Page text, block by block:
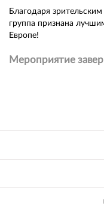
Благодаря
группа признана
Европе!
Мероприятие